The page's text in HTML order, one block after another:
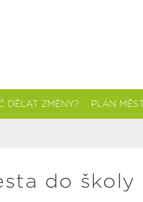
DĚLAT ZMĚNY? PLÁN
do školy